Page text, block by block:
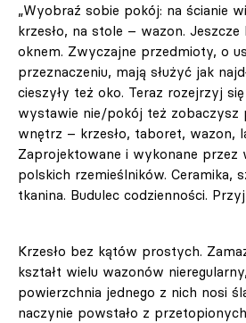
„Wyobraź sobie pokój: na ścianie
krzesło, na stole – wazon.
oknem. Zwyczajne przedmioty, o
przeznaczeniu, mają służyć jak
cieszyły też oko. Teraz rozejrzyj się
wystawie nie/pokój też zobaczysz
wnętrz – krzesło, taboret, wazon,
Zaprojektowane i wykonane przez
polskich rzemieślników. Ceramika,
tkanina. Budulec codzienności.
Krzesło bez kątów prostych.
kształt wielu wazonów
powierzchnia jednego z nich nosi
naczynie powstało z